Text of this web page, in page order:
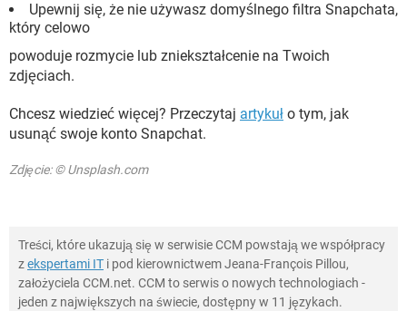
Upewnij się, że nie używasz domyślnego filtra Snapchata,
który celowo
powoduje rozmycie lub zniekształcenie na Twoich
zdjęciach.
Chcesz wiedzieć więcej? Przeczytaj artykuł o tym, jak
usunąć swoje konto Snapchat.
Zdjęcie: © Unsplash.com
Treści, które ukazują się w serwisie CCM powstają we współpracy
zekspertami IT i pod kierownictwem Jeana-François Pillou,
założyciela CCM.net. CCM to serwis o nowych technologiach -
jeden z największych na świecie, dostępny w 11 językach.